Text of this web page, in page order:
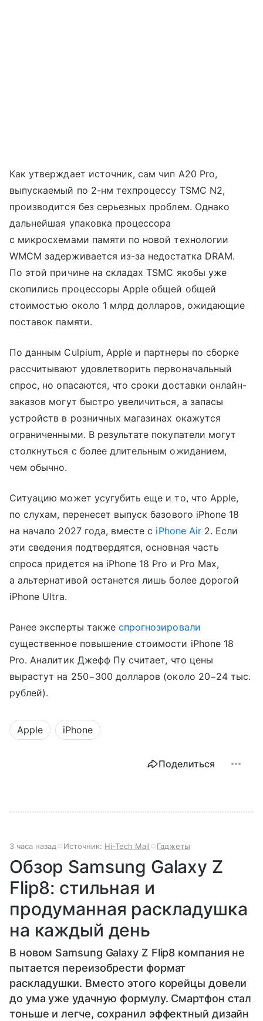
Как утверждает источник, сам чип A20 Pro,
выпускаемый по 2-нм техпроцессу TSMC N2,
производится без серьезных проблем. Однако
дальнейшая упаковка процессора
с микросхемами памяти по новой технологии
WMCM задерживается из-за недостатка DRAM.
По этой причине на складах TSMC якобы уже
скопились процессоры Apple общей общей
стоимостью около 1 млрд долларов, ожидающие
поставок памяти.
По данным Culpium, Apple и партнеры по сборке
рассчитывают удовлетворить первоначальный
спрос, но опасаются, что сроки доставки онлайн-
заказов могут быстро увеличиться, а запасы
устройств в розничных магазинах окажутся
ограниченными. В результате покупатели могут
столкнуться с более длительным ожиданием,
чем обычно.
Ситуацию может усугубить еще и то, что Apple,
по слухам, перенесет выпуск базового iPhone 18
на начало 2027 года, вместе с iPhone Air2. Если
эти сведения подтвердятся, основная часть
спроса придется на iPhone 18 Pro и Pro Max,
а альтернативой останется лишь более дорогой
iPhone Ultra.
Ранее эксперты такжеспрогнозировали
существенное повышение стоимости iPhone 18
Pro. Аналитик Джефф Пу считает, что цены
вырастут на 250−300 долларов (около 20−24 тыс.
рублей).
Apple iPhone
Поделиться
3 часа назад Источник: Hi-Tech Mail Гаджеты
Обзор Samsung Galaxy Z
Flip8: стильная и
продуманная раскладушка
на каждый день
В новом Samsung Galaxy Z Flip8 компания не
пытается переизобрести формат
раскладушки. Вместо этого корейцы довели
до ума уже удачную формулу. Смартфон стал
тоньше и легче, сохранил эффектный дизайн